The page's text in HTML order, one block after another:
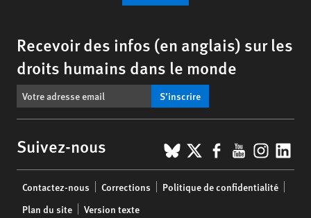
Recevoir des infos (en anglais) sur les
droits humains dans le monde
S’inscrire
Suivez-nous BlueSky
X Facebook
YouTube
menu
Contactez-nous Corrections
Politique de confidentialité
Plan du site
Version texte